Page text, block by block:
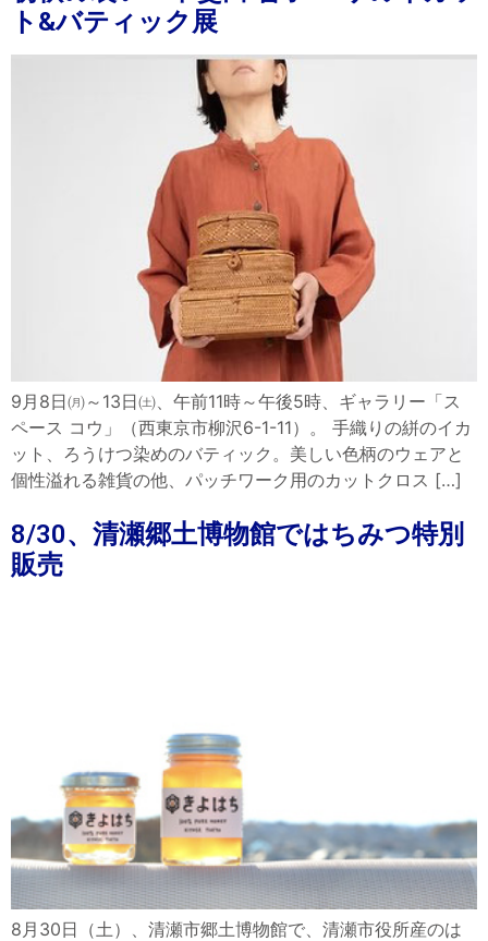
ト&バティック展
9月8日㈪～13日㈯、午前11時～午後5時、ギャラリー「ス
ペース コウ」（西東京市柳沢6-1-11）。 手織りの絣のイカ
ット、ろうけつ染めのバティック。美しい色柄のウェアと
個性溢れる雑貨の他、パッチワーク用のカットクロス […]
8/30、清瀬郷土博物館ではちみつ特別
販売
8月30日（土）、清瀬市郷土博物館で、清瀬市役所産のは